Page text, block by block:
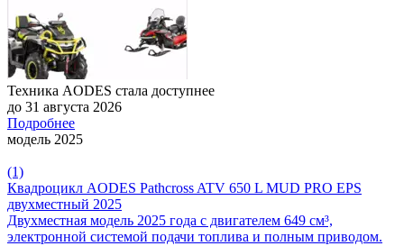
Техника AODES стала доступнее
до 31 августа 2026
Подробнее
модель 2025
(1)
Квадроцикл AODES Pathcross ATV 650 L MUD PRO EPS
двухместный 2025
Двухместная модель 2025 года с двигателем 649 см³,
электронной системой подачи топлива и полным приводом.